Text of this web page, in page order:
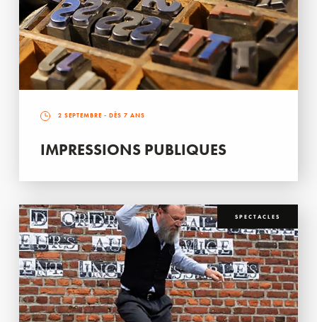
2 SEPTEMBRE - DÈS 7 ANS
IMPRESSIONS PUBLIQUES
SPECTACLES